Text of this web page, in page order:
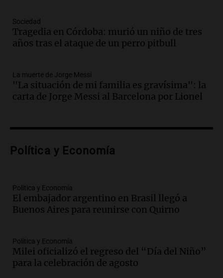
Audio.
argentino regresa al país tras conflicto
con Brasil
Audio.Bomberos asisten a senderista
con fractura de tobillo en refugio Doña
Rosa
Episodios
investigación internacional sobre asma
Episodios
Audio.Suspenden descuento en SUBE y
aumentan tarifas del SUBTE en Buenos
Episodios
Audio.Kicillof critica la desregulación
financiera y el aumento de la morosidad
Sociedad
Tragedia en Córdoba: murió un niño de tres
años tras el ataque de un perro pitbull
La muerte de Jorge Messi
"La situación de mi familia es gravísima": la
carta de Jorge Messi al Barcelona por Lionel
Política y Economía
Política y Economía
El embajador argentino en Brasil llegó a
Buenos Aires para reunirse con Quirno
Política y Economía
Milei oficializó el regreso del “Día del Niño”
para la celebración de agosto